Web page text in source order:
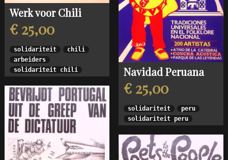
Werk voor Chili
€ 25,00
solidariteit
chili
arbeiders
solidariteit chili
Navidad Peruana
€ 25,00
solidariteit
peru
solidariteit peru